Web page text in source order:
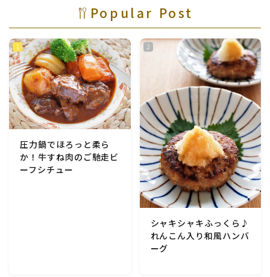
ゃ・ゴーヤ)
野菜料理(キャベツ・白菜・ほうれん草・レタス・小松
菜・にら)
野菜料理(ズッキーニ・コーン・いんげん・そら豆・え
野菜料理(玉ねぎ・ねぎ・アボカド・青梗菜・セロリ・
Popular Post
圧力鍋でほろっと柔ら
か！牛すね肉のご馳走ビ
ーフシチュー
シャキシャキふっくら♪
れんこん入り和風ハンバ
ーグ